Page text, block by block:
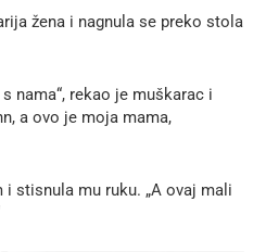
žena i nagnula se preko stola
nama“, rekao je muškarac i
a ovo je moja mama,
i stisnula mu ruku. „A ovaj mali